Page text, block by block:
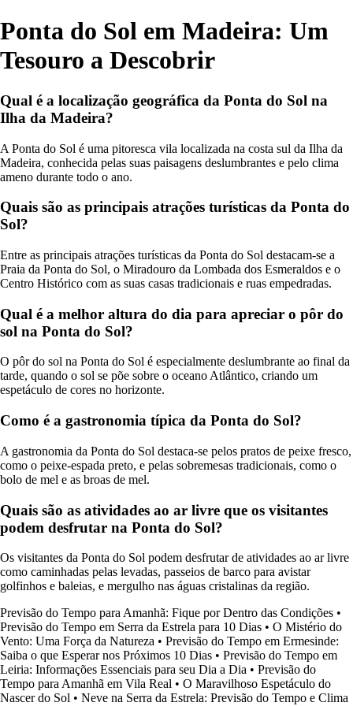
Ponta do Sol em Madeira: Um
Tesouro a Descobrir
Qual é a localização geográfica da Ponta do Sol na
Ilha da Madeira?
A Ponta do Sol é uma pitoresca vila localizada na costa sul da Ilha da
Madeira, conhecida pelas suas paisagens deslumbrantes e pelo clima
ameno durante todo o ano.
Quais são as principais atrações turísticas da Ponta do
Sol?
Entre as principais atrações turísticas da Ponta do Sol destacam-se a
Praia da Ponta do Sol, o Miradouro da Lombada dos Esmeraldos e o
Centro Histórico com as suas casas tradicionais e ruas empedradas.
Qual é a melhor altura do dia para apreciar o pôr do
sol na Ponta do Sol?
O pôr do sol na Ponta do Sol é especialmente deslumbrante ao final da
tarde, quando o sol se põe sobre o oceano Atlântico, criando um
espetáculo de cores no horizonte.
Como é a gastronomia típica da Ponta do Sol?
A gastronomia da Ponta do Sol destaca-se pelos pratos de peixe fresco,
como o peixe-espada preto, e pelas sobremesas tradicionais, como o
bolo de mel e as broas de mel.
Quais são as atividades ao ar livre que os visitantes
podem desfrutar na Ponta do Sol?
Os visitantes da Ponta do Sol podem desfrutar de atividades ao ar livre
como caminhadas pelas levadas, passeios de barco para avistar
golfinhos e baleias, e mergulho nas águas cristalinas da região.
Previsão do Tempo para Amanhã: Fique por Dentro das Condições •
Previsão do Tempo em Serra da Estrela para 10 Dias • O Mistério do
Vento: Uma Força da Natureza • Previsão do Tempo em Ermesinde:
Saiba o que Esperar nos Próximos 10 Dias • Previsão do Tempo em
Leiria: Informações Essenciais para seu Dia a Dia • Previsão do
Tempo para Amanhã em Vila Real • O Maravilhoso Espetáculo do
Nascer do Sol • Neve na Serra da Estrela: Previsão do Tempo e Clima